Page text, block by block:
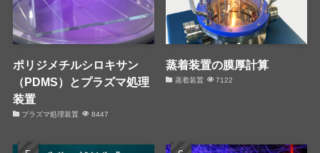
ポリジメチルシロキサン
（PDMS）とプラズマ処理
装置
プラズマ処理装置 8447
蒸着装置の膜厚計算
蒸着装置 7122